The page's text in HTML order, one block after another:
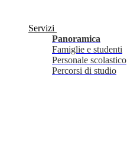
Servizi
Panoramica
Famiglie e studenti
Personale scolastico
Percorsi di studio